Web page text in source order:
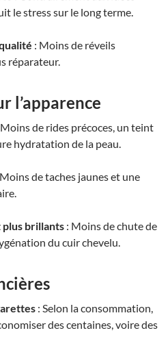
le stress sur le long terme.
: Moins de réveils
réparateur.
l’apparence
de rides précoces, un teint
hydratation de la peau.
de taches jaunes et une
plus brillants : Moins de chute de
du cuir chevelu.
: Selon la consommation,
des centaines, voire des